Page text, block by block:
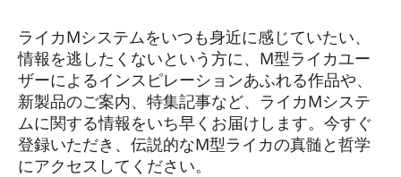
ライカMシステムをいつも身近に感じていたい、
情報を逃したくないという方に、M型ライカユー
ザーによるインスピレーションあふれる作品や、
新製品のご案内、特集記事など、ライカMシステ
ムに関する情報をいち早くお届けします。今すぐ
登録いただき、伝説的なM型ライカの真髄と哲学
にアクセスしてください。